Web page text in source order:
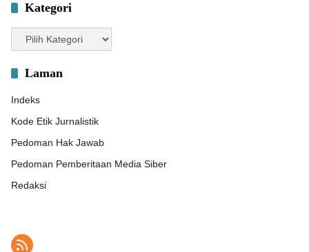
Kategori
Kategori
Laman
Indeks
Kode Etik Jurnalistik
Pedoman Hak Jawab
Pedoman Pemberitaan Media Siber
Redaksi